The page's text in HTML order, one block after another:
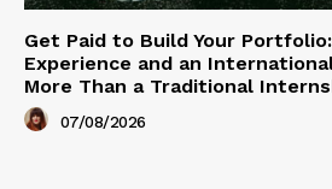
Get Paid to Build Your
Experience and an
More Than a Traditional
07/08/2026